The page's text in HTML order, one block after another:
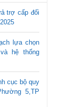
trợ cấp đối
lựa chọn
hệ thống
cục bộ quy
5,TP